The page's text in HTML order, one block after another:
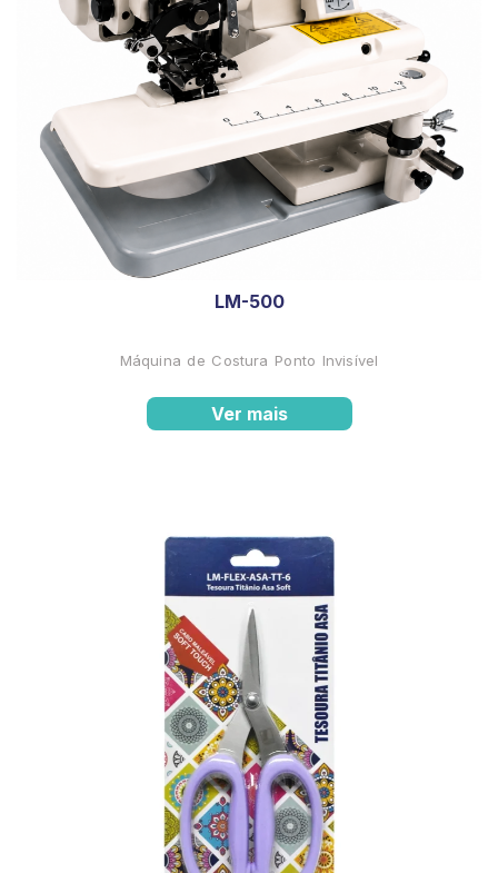
LM-500
Máquina de Costura Ponto Invisível
Ver mais